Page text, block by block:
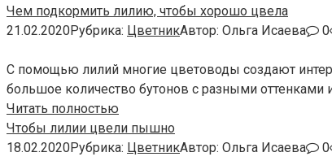
Чем подкормить лилию, чтобы хорошо цвела
21.02.2020Рубрика: ЦветникАвтор: Ольга Исаева 0
С помощью лилий многие цветоводы создают
большое количество бутонов с разными оттенками
Читать полностью
Чтобы лилии цвели пышно
18.02.2020Рубрика: ЦветникАвтор: Ольга Исаева 0